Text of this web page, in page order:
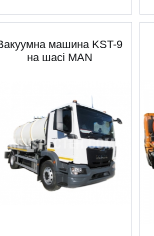
машина KST-9
на шасі MAN